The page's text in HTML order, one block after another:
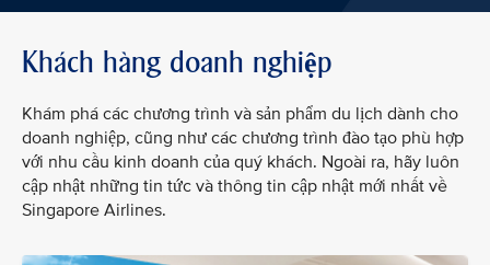
Khách hàng doanh nghiệp
Khám phá các chương trình và sản phẩm du lịch dành cho
doanh nghiệp, cũng như các chương trình đào tạo phù hợp
với nhu cầu kinh doanh của quý khách. Ngoài ra, hãy luôn
cập nhật những tin tức và thông tin cập nhật mới nhất về
Singapore Airlines.